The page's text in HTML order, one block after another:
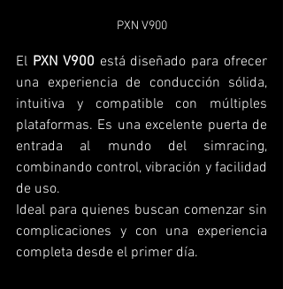
PXN V900
El PXN V900 está diseñado para ofrecer
una experiencia de conducción sólida,
intuitiva y compatible con múltiples
plataformas. Es una excelente puerta de
entrada al mundo del simracing,
combinando control, vibración y facilidad
de uso.
Ideal para quienes buscan comenzar sin
complicaciones y con una experiencia
completa desde el primer día.